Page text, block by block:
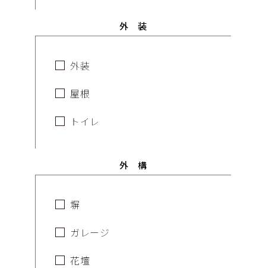
外 装
外装
屋根
トイレ
外 構
塀
ガレージ
花壇